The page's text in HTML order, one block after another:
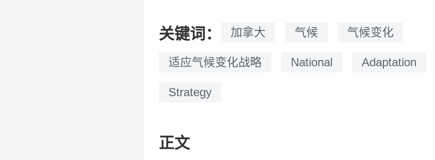
关键词： 加拿大 气候 气候变化
适应气候变化战略 National Adaptation
Strategy
正文